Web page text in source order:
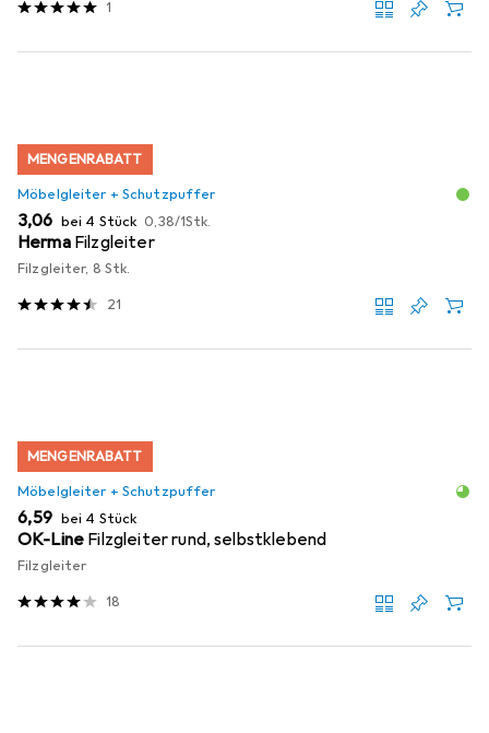
1
MENGENRABATT
Möbelgleiter + Schutzpuffer
EUR
3,06 bei 4 Stück EUR
0,38/1Stk.
Herma Filzgleiter
Filzgleiter, 8 Stk.
21
MENGENRABATT
Möbelgleiter + Schutzpuffer
EUR
6,59 bei 4 Stück
OK-Line Filzgleiter rund, selbstklebend
Filzgleiter
18